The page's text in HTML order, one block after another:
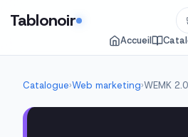
Tablonoir
Accueil
Catalogue›Web marketing›WEMK